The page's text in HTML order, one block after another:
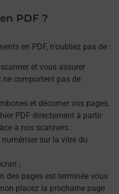
PDF ?
en PDF, n'oubliez pas de :
et vous assurer
ne comportent pas de
et décorner vos pages.
PDF directement à partir
à nos scanners :
sur la vitre du
;
des pages est terminée vous
placez la prochaine page